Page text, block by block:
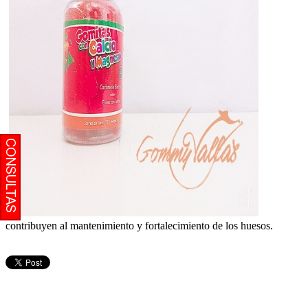
contribuyen al mantenimiento y fortalecimiento de los huesos.